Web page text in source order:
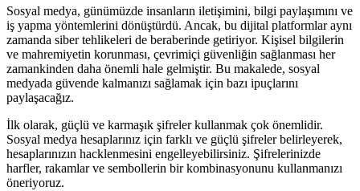
Sosyal medya, günümüzde insanların iletişimini, bilgi paylaşımını ve
iş yapma yöntemlerini dönüştürdü. Ancak, bu dijital platformlar aynı
zamanda siber tehlikeleri de beraberinde getiriyor. Kişisel bilgilerin
ve mahremiyetin korunması, çevrimiçi güvenliğin sağlanması her
zamankinden daha önemli hale gelmiştir. Bu makalede, sosyal
medyada güvende kalmanızı sağlamak için bazı ipuçlarını
paylaşacağız.
İlk olarak, güçlü ve karmaşık şifreler kullanmak çok önemlidir.
Sosyal medya hesaplarınız için farklı ve güçlü şifreler belirleyerek,
hesaplarınızın hacklenmesini engelleyebilirsiniz. Şifrelerinizde
harfler, rakamlar ve sembollerin bir kombinasyonunu kullanmanızı
öneriyoruz.